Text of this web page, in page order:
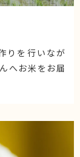
りを行いなが
へお米をお届